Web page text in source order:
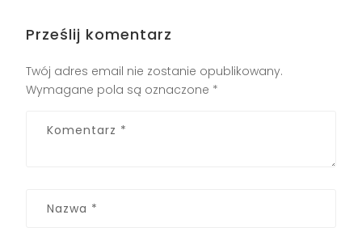
Prześlij komentarz
Twój adres email nie zostanie opublikowany.
Wymagane pola są oznaczone *